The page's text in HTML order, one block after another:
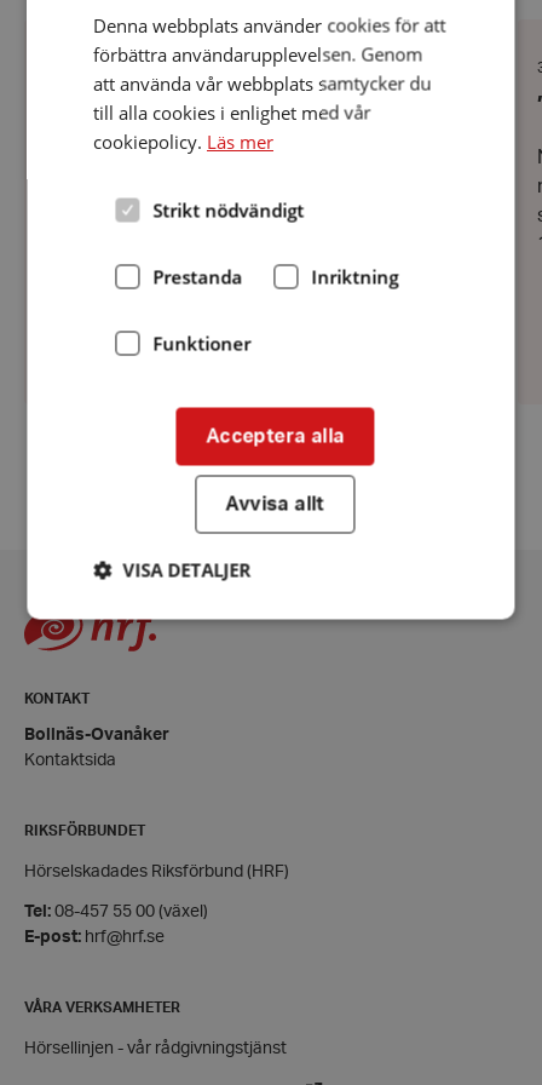
Vår lunch
Hej på er !Vi bjuder in till en riktigt härlig
Vi ses på INOM 20, tidigare Ringshögen.På
BBQ-sås, salladsbuffé, surdegsbröd,...
Fler nyheter
KONTAKT
Bollnäs-Ovanåker
Kontaktsida
RIKSFÖRBUNDET
Hörselskadades Riksförbund (HRF)
Tel: 08-457 55 00 (växel)
E-post: hrf@hrf.se
VÅRA VERKSAMHETER
Hörsellinjen - vår rådgivningstjänst
Denna webbplats använder cookies för att
förbättra användarupplevelsen. Genom
att använda vår webbplats samtycker du
till alla cookies i enlighet med vår
cookiepolicy. Läs mer
Strikt nödvändigt
Prestanda Inriktning
Funktioner
Acceptera alla
Avvisa allt
VISA DETALJER
Strikt nödvändiga kakor tillåter
kärnwebbplatsfunktioner som användarinloggning
hrf-popup-closed-*